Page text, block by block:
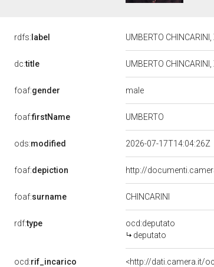
rdfs: label UMBERTO
dc:title UMBERTO
foaf:gender male
foaf:firstName UMBERTO
ods:modified 2026-07-17T14:04:26Z
foaf:depiction http://
foaf:surname CHINCARINI
rdf:type
ocd:deputato
deputato
ocd:rif_incarico
<http://dati.camera.it/